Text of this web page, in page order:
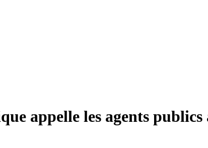
appelle les agents